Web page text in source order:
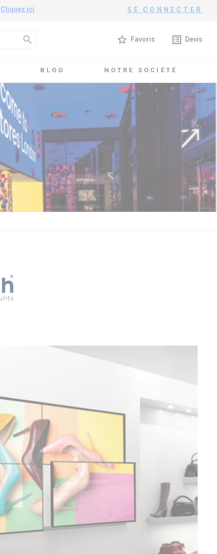
Cliquez ici SE CONNECTER
search star_border Favoris list_alt Devis
BLOG NOTRE SOCIÉTÉ